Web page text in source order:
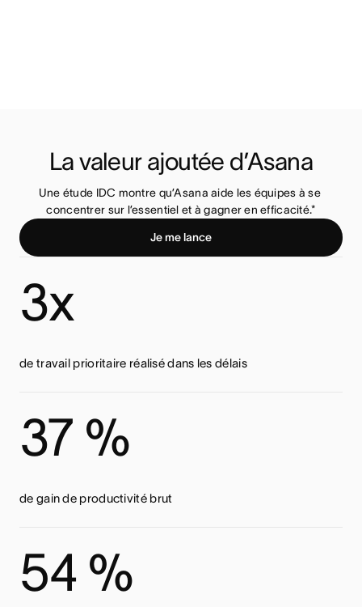
La valeur ajoutée d’Asana
Une étude IDC montre qu’Asana aide les équipes à se
concentrer sur l’essentiel et à gagner en efficacité.*
Je me lance
3x
de travail prioritaire réalisé dans les délais
37 %
de gain de productivité brut
54 %